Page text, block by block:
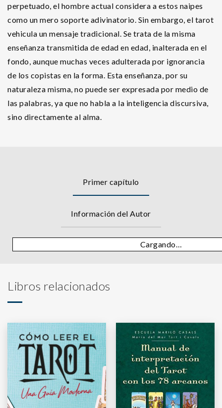
perpetuado, el hombre actual considera a estos naipes
como un mero soporte adivinatorio. Sin embargo, el tarot
vehicula un mensaje tradicional. Se trata de la misma
enseñanza transmitida de edad en edad, inalterada en el
fondo, aunque muchas veces adulterada por ignorancia
de los copistas en la forma. Esta enseñanza, por su
naturaleza misma, no puede ser expresada por medio de
las palabras, ya que no habla a la inteligencia discursiva,
sino directamente al alma.
Primer capítulo
Información del Autor
Cargando…
Libros relacionados